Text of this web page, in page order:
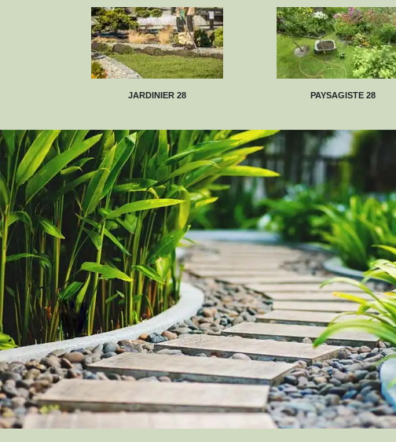
JARDINIER 28 PAYSAGISTE 28